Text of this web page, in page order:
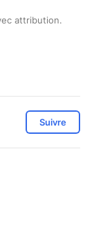
attribution.
Suivre